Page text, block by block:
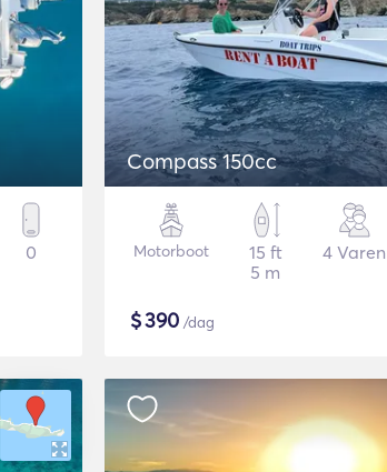
0
Compass 150cc
Motorboot
15 ft
5 m
4 Varen
$390 /dag